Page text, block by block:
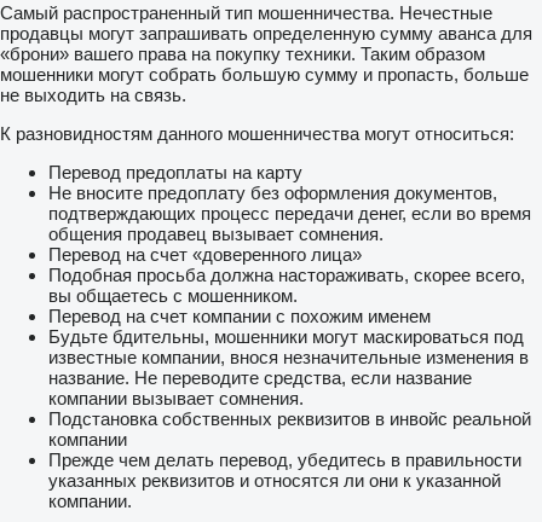
Самый распространенный тип мошенничества. Нечестные
продавцы могут запрашивать определенную сумму аванса для
«брони» вашего права на покупку техники. Таким образом
мошенники могут собрать большую сумму и пропасть, больше
не выходить на связь.
К разновидностям данного мошенничества могут относиться:
Перевод предоплаты на карту
Не вносите предоплату без оформления документов,
подтверждающих процесс передачи денег, если во время
общения продавец вызывает сомнения.
Перевод на счет «доверенного лица»
Подобная просьба должна настораживать, скорее всего,
вы общаетесь с мошенником.
Перевод на счет компании с похожим именем
Будьте бдительны, мошенники могут маскироваться под
известные компании, внося незначительные изменения в
название. Не переводите средства, если название
компании вызывает сомнения.
Подстановка собственных реквизитов в инвойс реальной
компании
Прежде чем делать перевод, убедитесь в правильности
указанных реквизитов и относятся ли они к указанной
компании.